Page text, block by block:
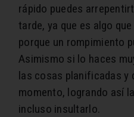
rápido puedes
tarde, ya que es algo
porque un rompimiento
Asimismo si lo haces
las cosas planificadas y
momento, logrando así
incluso insultarlo.